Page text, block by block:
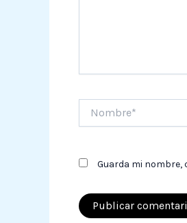
Guarda mi nombre,